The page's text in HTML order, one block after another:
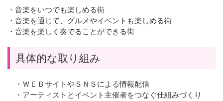
・音楽をいつでも楽しめる街
・音楽を通じて、グルメやイベントも楽しめる街
・音楽を楽しく奏でることができる街
具体的な取り組み
・ＷＥＢサイトやＳＮＳによる情報配信
・アーティストとイベント主催者をつなぐ仕組みづくり